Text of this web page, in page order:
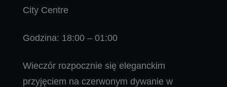
City Centre
Godzina: 18:00 – 01:00
Wieczór rozpocznie się eleganckim
przyjęciem na czerwonym dywanie w